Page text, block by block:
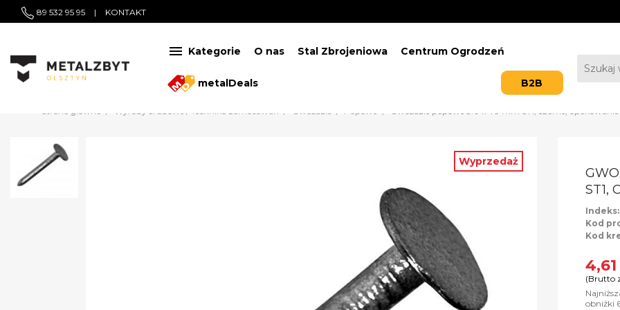
89 532 95 95 | KONTAKT
 Kategorie O nas Stal Zbrojeniowa Centrum Ogrodzeń
metalDeals B2B
Wyprzedaż
ST1,
Indeks:
Kod
Kod
4,61
(Brutto
obniżki